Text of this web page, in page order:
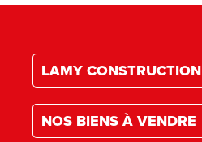
LAMY CONSTRUCTION
Historique de l’entreprise
Nos projets futurs
NOS BIENS À VENDRE